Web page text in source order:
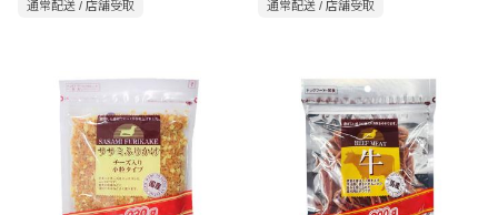
通常配送 / 店舗受取 通常配送 / 店舗受取